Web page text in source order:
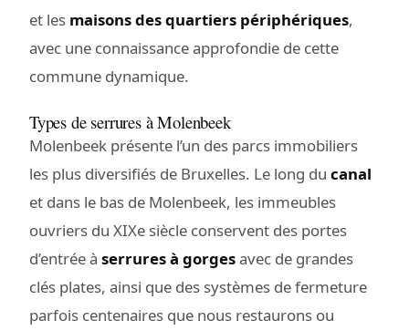
et les maisons des quartiers périphériques,
avec une connaissance approfondie de cette
commune dynamique.
Types de serrures à Molenbeek
Molenbeek présente l’un des parcs immobiliers
les plus diversifiés de Bruxelles. Le long du canal
et dans le bas de Molenbeek, les immeubles
ouvriers du XIXe siècle conservent des portes
d’entrée à serrures à gorgesavec de grandes
clés plates, ainsi que des systèmes de fermeture
parfois centenaires que nous restaurons ou